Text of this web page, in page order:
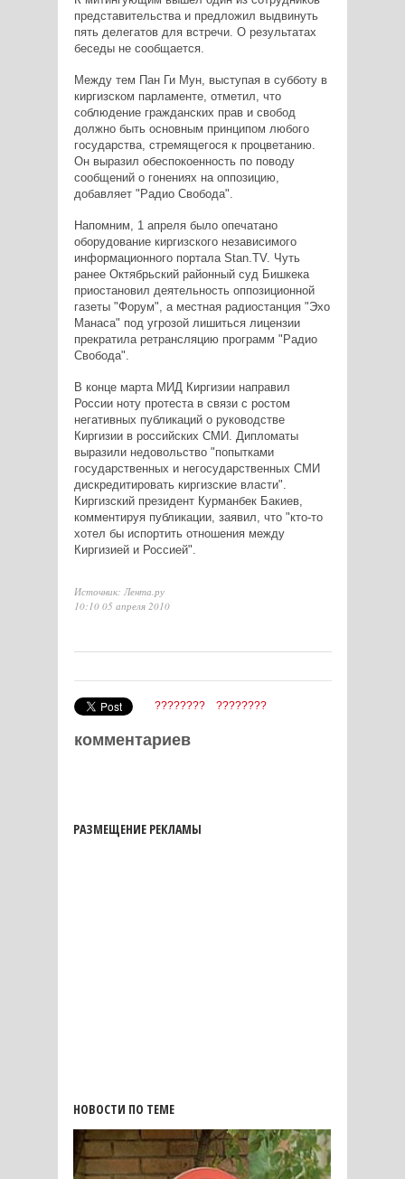
представительства и предложил выдвинуть
пять делегатов для встречи. О результатах
беседы не сообщается.
Между тем Пан Ги Мун, выступая в субботу в
киргизском парламенте, отметил, что
соблюдение гражданских прав и свобод
должно быть основным принципом любого
государства, стремящегося к процветанию.
Он выразил обеспокоенность по поводу
сообщений о гонениях на оппозицию,
добавляет "Радио Свобода".
Напомним, 1 апреля было опечатано
оборудование киргизского независимого
информационного портала Stan.TV. Чуть
ранее Октябрьский районный суд Бишкека
приостановил деятельность оппозиционной
газеты "Форум", а местная радиостанция "Эхо
Манаса" под угрозой лишиться лицензии
прекратила ретрансляцию программ "Радио
Свобода".
В конце марта МИД Киргизии направил
России ноту протеста в связи с ростом
негативных публикаций о руководстве
Киргизии в российских СМИ. Дипломаты
выразили недовольство "попытками
государственных и негосударственных СМИ
дискредитировать киргизские власти".
Киргизский президент Курманбек Бакиев,
комментируя публикации, заявил, что "кто-то
хотел бы испортить отношения между
Киргизией и Россией".
Источник: Лента.ру
10:10 05 апреля 2010
???????? ????????
комментариев
РАЗМЕЩЕНИЕ РЕКЛАМЫ
НОВОСТИ ПО ТЕМЕ